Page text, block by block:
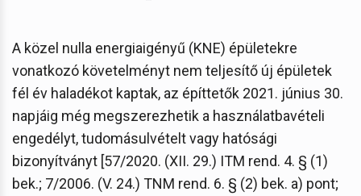
A közel nulla energiaigényű (KNE) épületekre
vonatkozó követelményt nem teljesítő új épületek
fél év haladékot kaptak, az építtetők 2021. június 30.
napjáig még megszerezhetik a használatbavételi
engedélyt, tudomásulvételt vagy hatósági
bizonyítványt [57/2020. (XII. 29.) ITM rend. 4. § (1)
bek.; 7/2006. (V. 24.) TNM rend. 6. § (2) bek. a) pont;